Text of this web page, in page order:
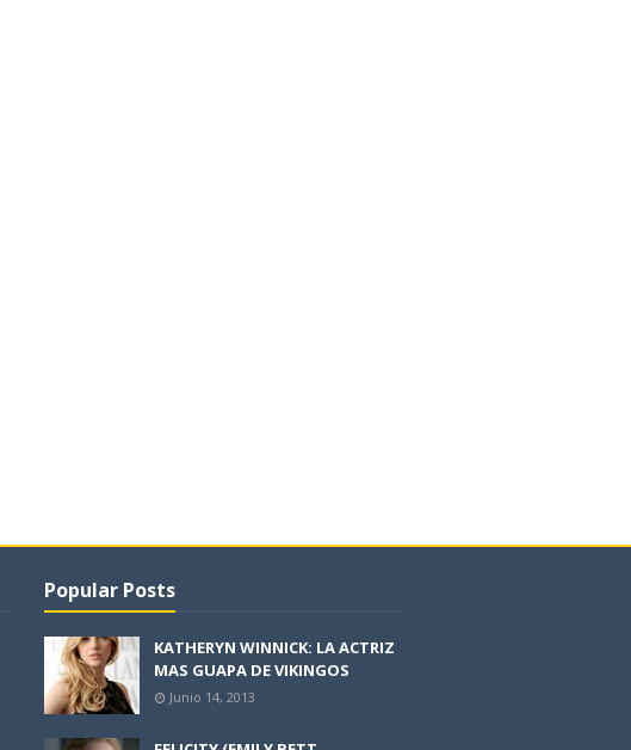
Popular Posts
KATHERYN WINNICK: LA ACTRIZ
MAS GUAPA DE VIKINGOS
Junio 14, 2013